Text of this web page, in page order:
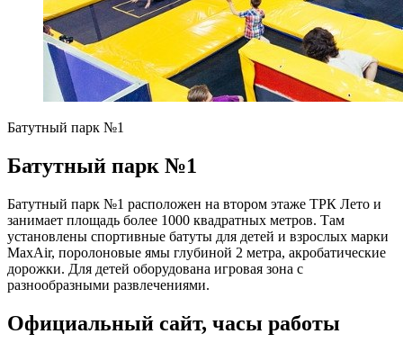
Батутный парк №1
Батутный парк №1
Батутный парк №1 расположен на втором этаже ТРК Лето и
занимает площадь более 1000 квадратных метров. Там
установлены спортивные батуты для детей и взрослых марки
MaxAir, поролоновые ямы глубиной 2 метра, акробатические
дорожки. Для детей оборудована игровая зона с
разнообразными развлечениями.
Официальный сайт, часы работы